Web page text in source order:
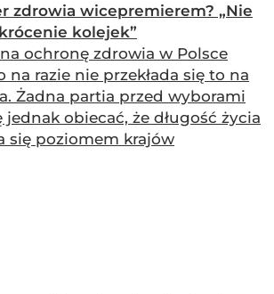
zdrowia wicepremierem? „Nie
kolejek”
ochronę zdrowia w Polsce
na razie nie przekłada się to na
Żadna partia przed wyborami
jednak obiecać, że długość życia
się poziomem krajów